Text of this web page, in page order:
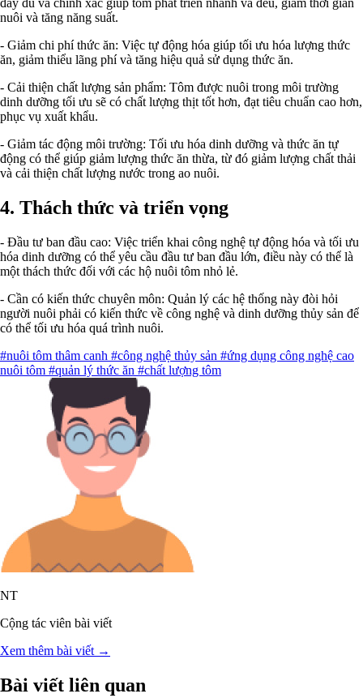
đầy đủ và chính xác giúp tôm phát triển nhanh và đều, giảm thời gian
nuôi và tăng năng suất.
- Giảm chi phí thức ăn: Việc tự động hóa giúp tối ưu hóa lượng thức
ăn, giảm thiểu lãng phí và tăng hiệu quả sử dụng thức ăn.
- Cải thiện chất lượng sản phẩm: Tôm được nuôi trong môi trường
dinh dưỡng tối ưu sẽ có chất lượng thịt tốt hơn, đạt tiêu chuẩn cao hơn,
phục vụ xuất khẩu.
- Giảm tác động môi trường: Tối ưu hóa dinh dưỡng và thức ăn tự
động có thể giúp giảm lượng thức ăn thừa, từ đó giảm lượng chất thải
và cải thiện chất lượng nước trong ao nuôi.
4. Thách thức và triển vọng
- Đầu tư ban đầu cao: Việc triển khai công nghệ tự động hóa và tối ưu
hóa dinh dưỡng có thể yêu cầu đầu tư ban đầu lớn, điều này có thể là
một thách thức đối với các hộ nuôi tôm nhỏ lẻ.
- Cần có kiến thức chuyên môn: Quản lý các hệ thống này đòi hỏi
người nuôi phải có kiến thức về công nghệ và dinh dưỡng thủy sản để
có thể tối ưu hóa quá trình nuôi.
#nuôi tôm thâm canh #công nghệ thủy sản #ứng dụng công nghệ cao
nuôi tôm #quản lý thức ăn #chất lượng tôm
NT
Cộng tác viên bài viết
Xem thêm bài viết →
Bài viết liên quan